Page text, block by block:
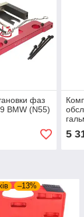
фаз
BMW (N55)
5
–13%